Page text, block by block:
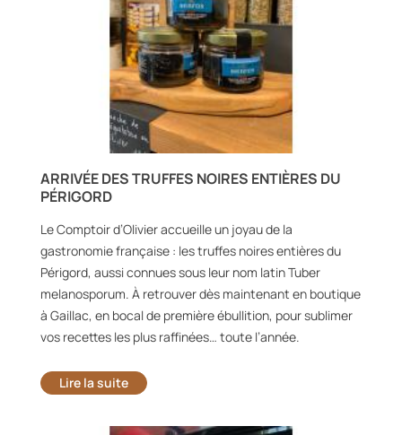
ARRIVÉE DES TRUFFES NOIRES ENTIÈRES DU
PÉRIGORD
Le Comptoir d’Olivier accueille un joyau de la
gastronomie française : les truffes noires entières du
Périgord, aussi connues sous leur nom latin Tuber
melanosporum. À retrouver dès maintenant en boutique
à Gaillac, en bocal de première ébullition, pour sublimer
vos recettes les plus raffinées… toute l’année.
Lire la suite